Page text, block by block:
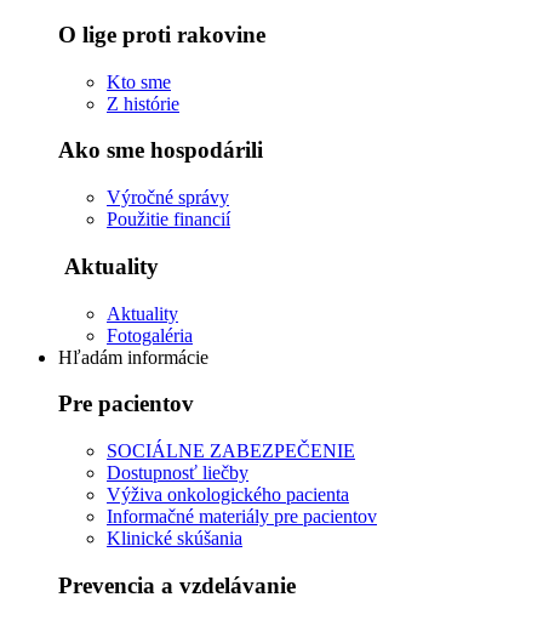
O lige proti rakovine
Kto sme
Z histórie
Ako sme hospodárili
Výročné správy
Použitie financií
Aktuality
Aktuality
Fotogaléria
Hľadám informácie
Pre pacientov
SOCIÁLNE ZABEZPEČENIE
Dostupnosť liečby
Výživa onkologického pacienta
Informačné materiály pre pacientov
Klinické skúšania
Prevencia a vzdelávanie